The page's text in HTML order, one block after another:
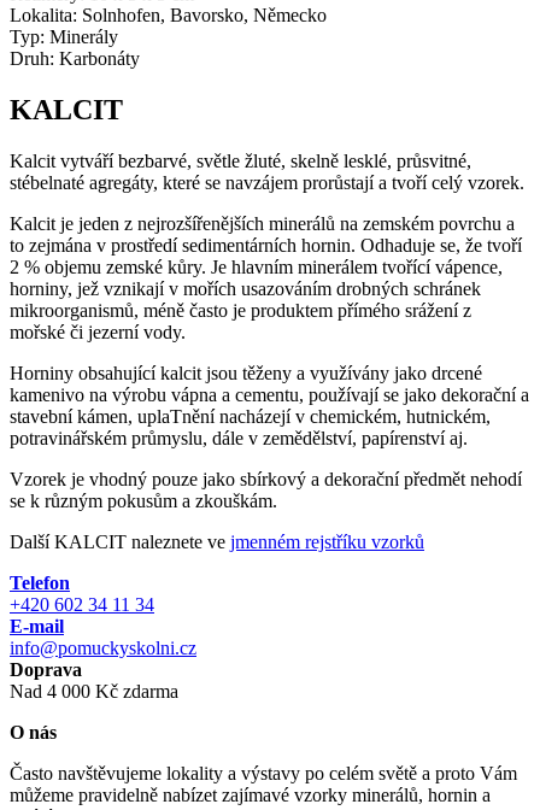
Lokalita: Solnhofen, Bavorsko, Německo
Typ: Minerály
Druh: Karbonáty
KALCIT
Kalcit vytváří bezbarvé, světle žluté, skelně lesklé, průsvitné,
stébelnaté agregáty, které se navzájem prorůstají a tvoří celý vzorek.
Kalcit je jeden z nejrozšířenějších minerálů na zemském povrchu a
to zejmána v prostředí sedimentárních hornin. Odhaduje se, že tvoří
2 % objemu zemské kůry. Je hlavním minerálem tvořící vápence,
horniny, jež vznikají v mořích usazováním drobných schránek
mikroorganismů, méně často je produktem přímého srážení z
mořské či jezerní vody.
Horniny obsahující kalcit jsou těženy a využívány jako drcené
kamenivo na výrobu vápna a cementu, používají se jako dekorační a
stavební kámen, uplaTnění nacházejí v chemickém, hutnickém,
potravinářském průmyslu, dále v zemědělství, papírenství aj.
Vzorek je vhodný pouze jako sbírkový a dekorační předmět nehodí
se k různým pokusům a zkouškám.
Další KALCIT naleznete ve jmenném rejstříku vzorků
Telefon
+420 602 34 11 34
E-mail
info@pomuckyskolni.cz
Doprava
Nad 4 000 Kč zdarma
O nás
Často navštěvujeme lokality a výstavy po celém světě a proto Vám
můžeme pravidelně nabízet zajímavé vzorky minerálů, hornin a